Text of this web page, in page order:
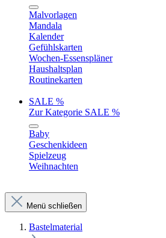
Malvorlagen
Mandala
Kalender
Gefühlskarten
Wochen-Essenspläner
Haushaltsplan
Routinekarten
SALE %
Zur Kategorie SALE %
Baby
Geschenkideen
Spielzeug
Weihnachten
Menü schließen
Bastelmaterial